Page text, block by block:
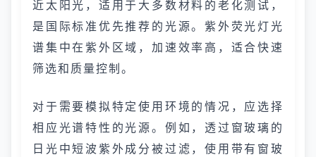
近太阳光，适用于大多数材料的老化测试，
是国际标准优先推荐的光源。紫外荧光灯光
谱集中在紫外区域，加速效率高，适合快速
筛选和质量控制。
对于需要模拟特定使用环境的情况，应选择
相应光谱特性的光源。例如，透过窗玻璃的
日光中短波紫外成分被过滤，使用带有窗玻